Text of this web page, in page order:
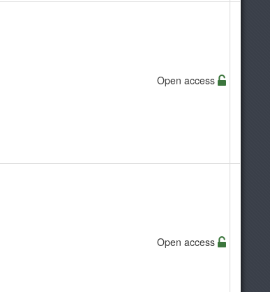
Open access
Open access